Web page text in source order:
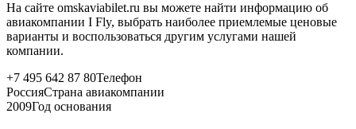
На сайте omskaviabilet.ru вы можете найти информацию об
авиакомпании I Fly, выбрать наиболее приемлемые ценовые
варианты и воспользоваться другим услугами нашей
компании.
+7 495 642 87 80Телефон
РоссияСтрана авиакомпании
2009Год основания